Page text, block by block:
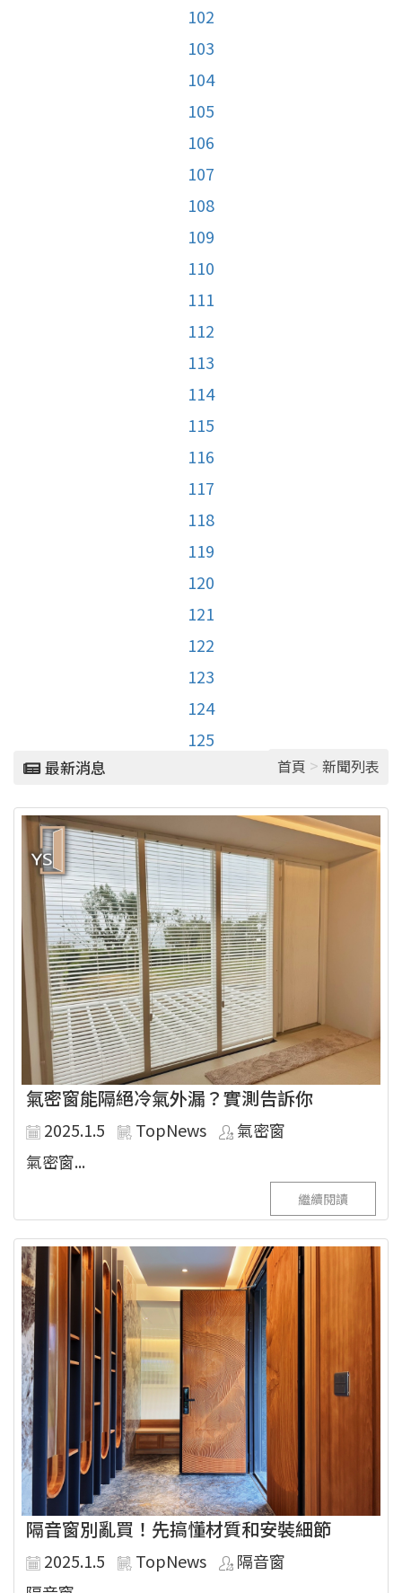
102
103
104
105
106
107
108
109
110
111
112
113
114
115
116
117
118
119
120
121
122
123
124
125
最新消息 首頁 > 新聞列表
氣密窗能隔絕冷氣外漏？實測告訴你
2025.1.5 TopNews
氣密窗
氣密窗...
繼續閱讀
隔音窗別亂買！先搞懂材質和安裝細節
2025.1.5 TopNews
隔音窗